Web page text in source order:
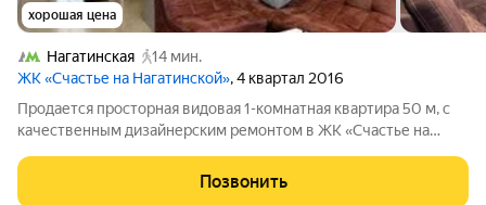
хорошая цена
Нагатинская
14 мин.
ЖК «Счастье на Нагатинской», 4 квартал 2016
Продается просторная видовая 1-комнатная квартира 50 м, с
качественным дизайнерским ремонтом в ЖК «Счастье на
и городской доступности. «Счастье на Нагатинской» - проект
комфорт-класса,
Позвонить